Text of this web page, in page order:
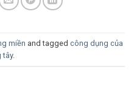
miền and tagged công dụng của
tây.